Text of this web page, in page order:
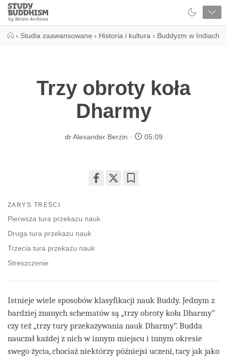
Close
Study
Buddhism
› Studia zaawansowane › Historia i kultura › Buddyzm w Indiach
Trzy obroty koła
Dharmy
dr Alexander Berzin 05:09
facebook
ZARYS TREŚCI
Pierwsza tura przekazu nauk
Druga tura przekazu nauk
Trzecia tura przekazu nauk
Streszczenie
Istnieje wiele sposobów klasyfikacji nauk Buddy. Jednym z
bardziej znanych schematów są „trzy obroty koła Dharmy”
czy też „trzy tury przekazywania nauk Dharmy”. Budda
nauczał każdej z nich w innym miejscu i innym okresie
swego życia, chociaż niektórzy późniejsi uczeni, tacy jak jako